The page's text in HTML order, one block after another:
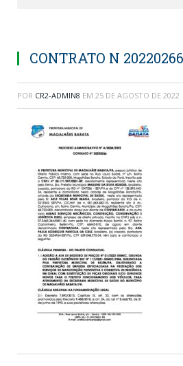
CONTRATO N 20220266
POR CR2-ADMIN8 EM 25 DE AGOSTO DE 2022